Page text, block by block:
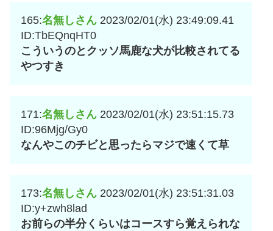
165:名無しさん 2023/02/01(水) 23:49:09.41
ID:TbEQnqHT0
こういうのとクッソ馬鹿な犬が比較されてる
やつすき
171:名無しさん 2023/02/01(水) 23:51:15.73
ID:96Mjg/Gy0
なんやこのチビと思ったらマジで速くて草
173:名無しさん 2023/02/01(水) 23:51:31.03
ID:y+zwh8lad
お前らの半分くらいはコースすら覚えられな